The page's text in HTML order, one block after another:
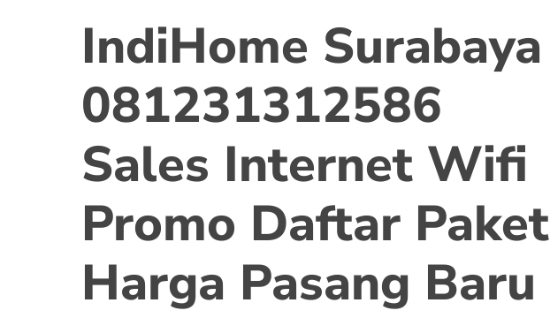
IndiHome Surabaya
081231312586
Sales Internet Wifi
Promo Daftar Paket
Harga Pasang Baru